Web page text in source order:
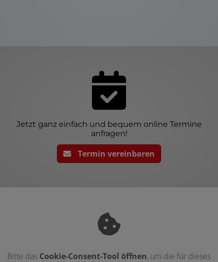
Jetzt ganz einfach und bequem online Termine
anfragen!
Termin vereinbaren
Bitte das Cookie-Consent-Tool öffnen, um die für dieses